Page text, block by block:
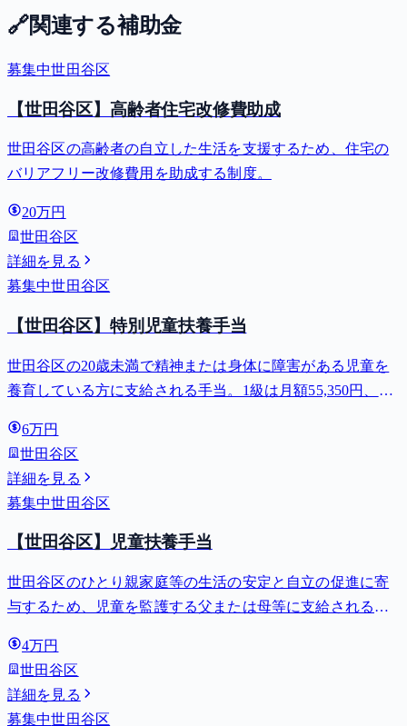
🔗関連する補助金
募集中世田谷区
【世田谷区】高齢者住宅改修費助成
世田谷区の高齢者の自立した生活を支援するため、住宅の
バリアフリー改修費用を助成する制度。
20万円
世田谷区
詳細を見る
募集中世田谷区
【世田谷区】特別児童扶養手当
世田谷区の20歳未満で精神または身体に障害がある児童を
養育している方に支給される手当。1級は月額55,350円、2
6万円
世田谷区
詳細を見る
募集中世田谷区
【世田谷区】児童扶養手当
世田谷区のひとり親家庭等の生活の安定と自立の促進に寄
与するため、児童を監護する父または母等に支給される手
4万円
世田谷区
詳細を見る
募集中世田谷区